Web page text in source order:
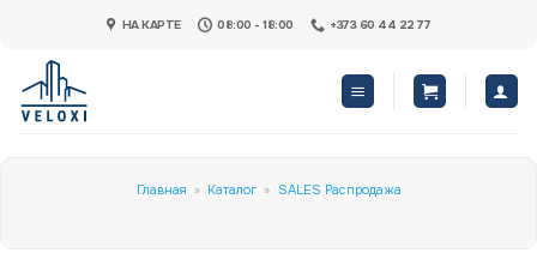
content
НА КАРТЕ 08:00 - 18:00 +373 60 44 22 77
Главная » Каталог » SALES Распродажа